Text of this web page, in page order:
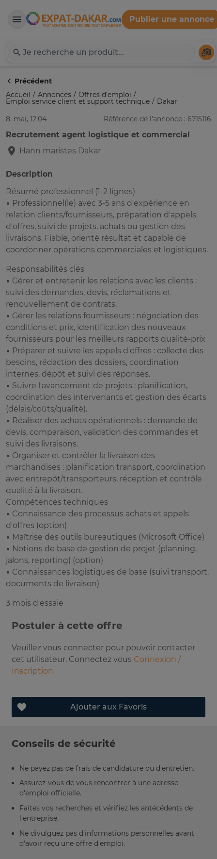
Expat-Dakar
Publier une annonce
Précédent
Accueil
Annonces Offres d'emploi
Emploi service client et support technique
Dakar
8. mai, 12:04
Référence de l'annonce : 6715116
Recrutement agent logistique et commercial
Hann maristes Dakar
Description
Résumé professionnel (1-2 lignes)
• Professionnel(le) avec 3-5 ans d'expérience en
relation clients/fournisseurs, préparation d'appels
d'offres, suivi de projets, achats ou gestion des
livraisons. Fiable, orienté résultat et capable de
coordonner opérations commerciales et logistiques.
Responsabilités clés
• Gérer et entretenir les relations avec les clients :
suivi des demandes, devis, réclamations et
renouvellement de contrats.
• Gérer les relations fournisseurs : négociation des
conditions et prix, identification des nouveaux
fournisseurs pour les meilleurs rapports qualité-prix
• Préparer et suivre les appels d'offres : collecte des
besoins, rédaction des dossiers, coordination
internes, dépôt et suivi des réponses.
• Suivre l'avancement de projets : planification,
coordination des intervenants et gestion des écarts
(délais/coûts/qualité).
• Réaliser des achats opérationnels : demande de
devis, comparaison, validation des commandes et
suivi des livraisons.
• Organiser et contrôler la livraison des
marchandises : planification transport, coordination
avec entrepôt/transporteurs, réception et contrôle
qualité à la livraison.
Compétences techniques
• Connaissance des processus achats et appels
d'offres (option)
• Maîtrise des outils bureautiques (Microsoft Office)
• Notions de base de gestion de projet (planning,
jalons, reporting) (option)
• Connaissances logistiques de base (suivi transport,
documents de livraison)
3 mois d'essaie
Postuler à cette offre
Veuillez vous connecter pour pouvoir contacter
cet utilisateur. Connectez vous Connexion /
Inscription
Ajouter aux Favoris
Conseils de sécurité
Ne payez pas de frais de candidature ou d'entretien.
Assurez-vous de vous rencontrer à une adresse
d'emploi officielle.
Faites vos recherches et vérifiez les antécédents de
l'entreprise.
Ne divulguez pas d'informations personnelles avant
d'avoir reçu une offre d'emploi.